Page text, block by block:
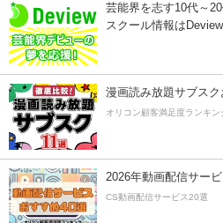
芸能界を志す10代～
スクール情報はDeview
漫画読み放題サブスク
オリコン顧客満足度ランキン
2026年動画配信サー
CS動画配信サービス20選